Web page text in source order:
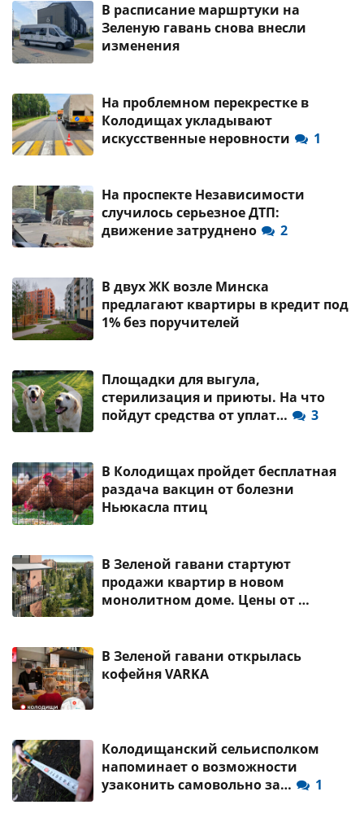
В расписание маршртуки на
Зеленую гавань снова внесли
изменения
На проблемном перекрестке в
Колодищах укладывают
искусственные неровности
1
На проспекте Независимости
случилось серьезное ДТП:
движение затруднено
2
В двух ЖК возле Минска
предлагают квартиры в кредит под
1% без поручителей
Площадки для выгула,
стерилизация и приюты. На что
пойдут средства от уплат…
3
В Колодищах пройдет бесплатная
раздача вакцин от болезни
Ньюкасла птиц
В Зеленой гавани стартуют
продажи квартир в новом
монолитном доме. Цены от …
В Зеленой гавани открылась
кофейня VARKA
Колодищанский сельисполком
напоминает о возможности
узаконить самовольно за…
1